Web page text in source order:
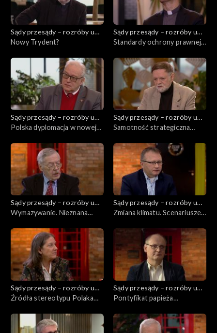
Sądy przesądy – rozróby u
Kuby
Nowy Trydent?
Sądy przesądy – rozróby u
Kuby
Standardy ochrony prawnej
dyskryminacją i nietolerancją
w zachodnich liberalnych
demokracjach
Sądy przesądy – rozróby u
Kuby
Polska dyplomacja w nowej
Sądy przesądy – rozróby u
Kuby
Samotność strategiczna
Sądy przesądy – rozróby u
Kuby
Wymazywanie. Nieznana
Polsce 1939–1945
Sądy przesądy – rozróby u
Kuby
Zmiana klimatu. Scenariusze
wojny na Ukrainie
Sądy przesądy – rozróby u
Kuby
Źródła stereotypu Polaka
polsko-żydowskich i
amerykańskiej kulturze
Sądy przesądy – rozróby u
Kuby
Pontyfikat papieża
kompromitacja katolicyzmu
postępowego?